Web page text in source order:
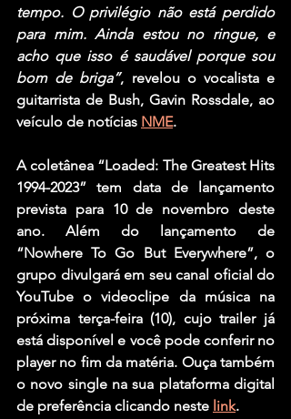
tempo. O privilégio não está perdido
para mim. Ainda estou no ringue, e
acho que isso é saudável porque sou
bom de briga”, revelou o vocalista e
guitarrista de Bush, Gavin Rossdale, ao
veículo de notícias NME.
A coletânea “Loaded: The Greatest Hits
1994-2023” tem data de lançamento
prevista para 10 de novembro deste
ano. Além do lançamento de
“Nowhere To Go But Everywhere”, o
grupo divulgará em seu canal oficial do
YouTube o videoclipe da música na
próxima terça-feira (10), cujo trailer já
está disponível e você pode conferir no
player no fim da matéria. Ouça também
o novo single na sua plataforma digital
de preferência clicando neste link.